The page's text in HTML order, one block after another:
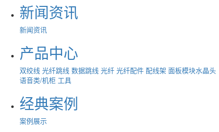
新闻资讯
新闻资讯
产品中心
双绞线 光纤跳线 数据跳线 光纤 光纤配件 配线架 面板模块水晶头
语音类/机柜 工具
经典案例
案例展示